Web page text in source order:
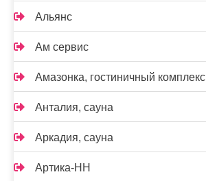
Альянс
Ам сервис
Амазонка, гостиничный комплекс
Анталия, сауна
Аркадия, сауна
Артика-НН